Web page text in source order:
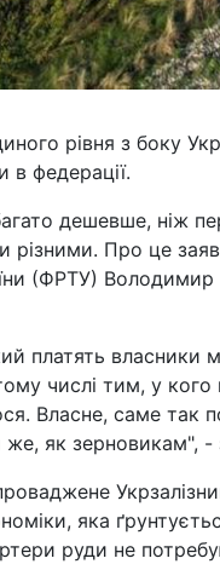
рівня з боку
в федерації.
дешевше, ніж
різними. Про це
(ФРТУ) Володимир
платять
числі тим, у
Власне, саме так
як зерновикам", -
яка
руди не